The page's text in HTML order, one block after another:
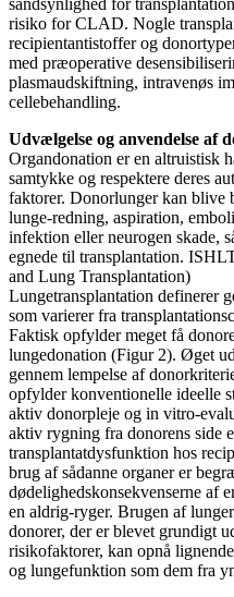
sandsynlighed for
risiko for CLAD. Nogle
recipientantistoffer og
med præoperative
plasmaudskiftning, intravenøs
cellebehandling.
Udvælgelse og anvendelse af
Organdonation er en altruistisk
samtykke og respektere deres
faktorer. Donorlunger kan blive
lunge-redning, aspiration,
infektion eller neurogen skade,
egnede til transplantation.
and Lung Transplantation)
Lungetransplantation definerer
som varierer fra
Faktisk opfylder meget få
lungedonation (Figur 2). Øget
gennem lempelse af
opfylder konventionelle ideelle
aktiv donorpleje og in vitro-
aktiv rygning fra donorens side
transplantatdysfunktion hos
brug af sådanne organer er
dødelighedskonsekvenserne af
en aldrig-ryger. Brugen af
donorer, der er blevet grundigt
risikofaktorer, kan opnå
og lungefunktion som dem fra